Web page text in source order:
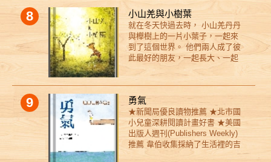
不同視角擴大場景的立體感。 4.
以溫柔敘寫戰爭，感染孩子以同
理之心打開世界的門。 5. 本書關
鍵字：晚安、長頸鹿、陪伴、勇
氣、垃圾污染、小王子、門、戰
爭。
煙火、衣服縮水……各種惡搞手
段層出不窮，鬧得不可開交！隨
著戰爭升級，他們的臉也變得一
天比一天更醜，彷彿外表也反映
了他們內心的敵意。 眼看著
家裡的戰爭越演越烈，小迪和拉
一樣幼稚，那該由誰來解決這場
家庭混戰呢？經過深思熟慮，他
們想到了一個大膽的計畫——為
爸爸媽媽舉辦一場「分手典
禮」！既然兩個人這麼合不來，
那就乾脆幫他們正式「拆夥」，
我們相伴的故事。 26幅畫作構繪
本故事以魯凱族語為主體、中文
共同呈現故事，期待能夠透過繪
本，讓不同年齡、不同族群的朋
友們，看見並重新認識我們的土
地，以及過去先人原始而質樸的
8 小山羌與小樹葉
就在冬天快過去時， 小山羌丹丹
與櫸樹上的一片小葉子，一起來
到了這個世界。 他們兩人成了彼
此最好的朋友，一起長大、一起
傾吐分享所有的心事。 當然，也
這是個與失去有關的故事，以台
灣特有種為主要故事角色，以島
上特有的春夏秋冬及闊葉林作為
時光流轉的故事場景。一隻小山
羌與一片葉子一起誕生，卻註定
以不同速度長大，逐步拉開了成
9 勇氣
★新聞局優良讀物推薦 ★北市國
小兒童深耕閱讀計畫好書 ★美國
出版人週刊(Publishers Weekly)
推薦 韋伯收集採納了生活裡的吉
光片羽，提醒讀者生活在周遭的